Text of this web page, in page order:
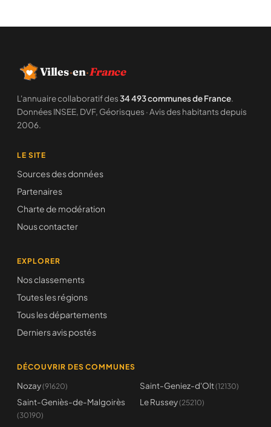
Villes·en·France
L'annuaire collaboratif des34 493 communes de France.
Données INSEE, DVF, Géorisques · Avis des habitants depuis
2006.
LE SITE
Sources des données
Partenaires
Charte de modération
Nous contacter
EXPLORER
Nos classements
Toutes les régions
Tous les départements
Derniers avis postés
DÉCOUVRIR DES COMMUNES
Nozay(91620) Saint-Geniez-d'Olt(12130)
Saint-Geniès-de-Malgoirès
(30190)
Le Russey(25210)